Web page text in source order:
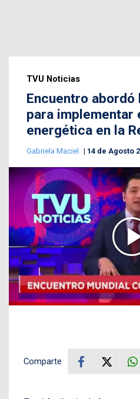
TVU Noticias
Encuentro
para implementar
energética en la
Gabriela Maciel 14 de Agosto
Comparte